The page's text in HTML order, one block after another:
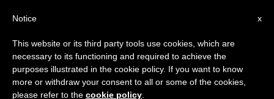
ARTE Y CULTURA
×
Aviso importante
Del 27 de julio al 7 de agosto haremos la pausa
anual, aprovechando que en el periodo de verano
x
Notice
This website or its third party tools use cookies, which are
necessary to its functioning and required to achieve the
purposes illustrated in the cookie policy. If you want to know
more or withdraw your consent to all or some of the cookies,
please refer to the cookie policy